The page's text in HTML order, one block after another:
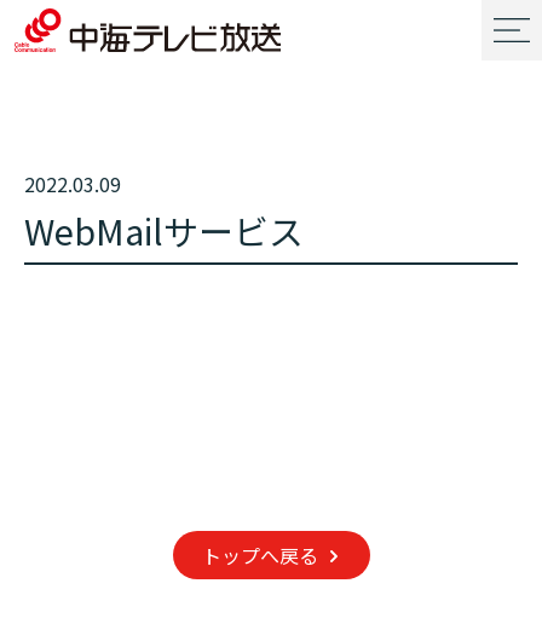
2022.03.09
WebMailサービス
トップへ戻る